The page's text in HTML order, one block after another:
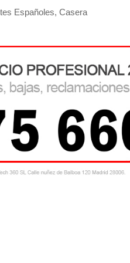
Españoles, Casera